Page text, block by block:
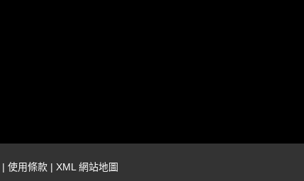
| 使用條款 | XML 網站地圖